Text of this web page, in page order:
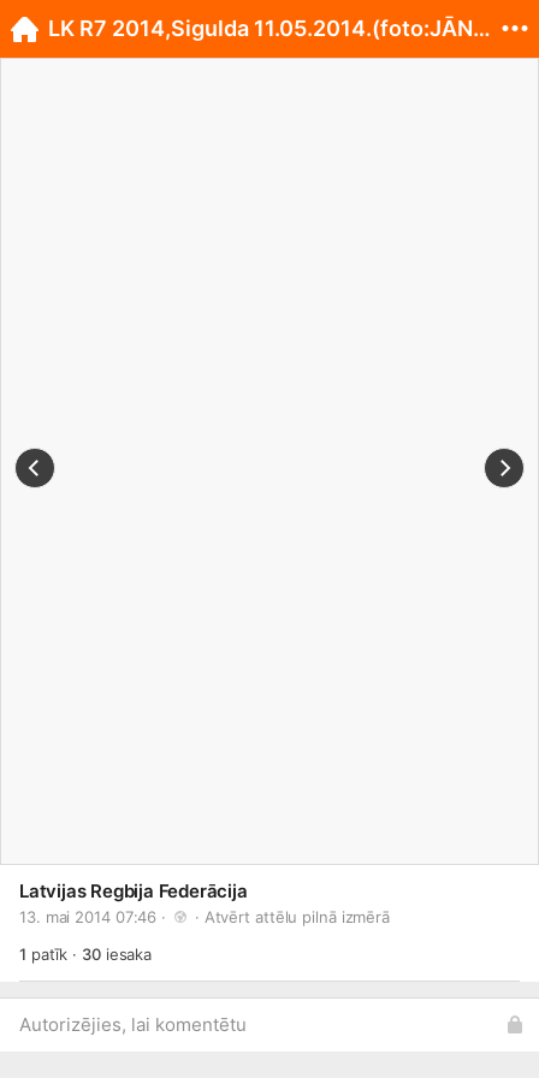
Latvijas Regbija Federācija
13. mai 2014 07:46 · · Atvērt attēlu pilnā izmērā
1 patīk · 30iesaka
Autorizējies, lai komentētu
LK R7 2014,Sigulda 11.05.2014.(foto:JĀNIS KAUGURS)